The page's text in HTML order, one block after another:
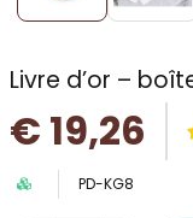
Livre d’or –
€ 19,26
PD-KG8